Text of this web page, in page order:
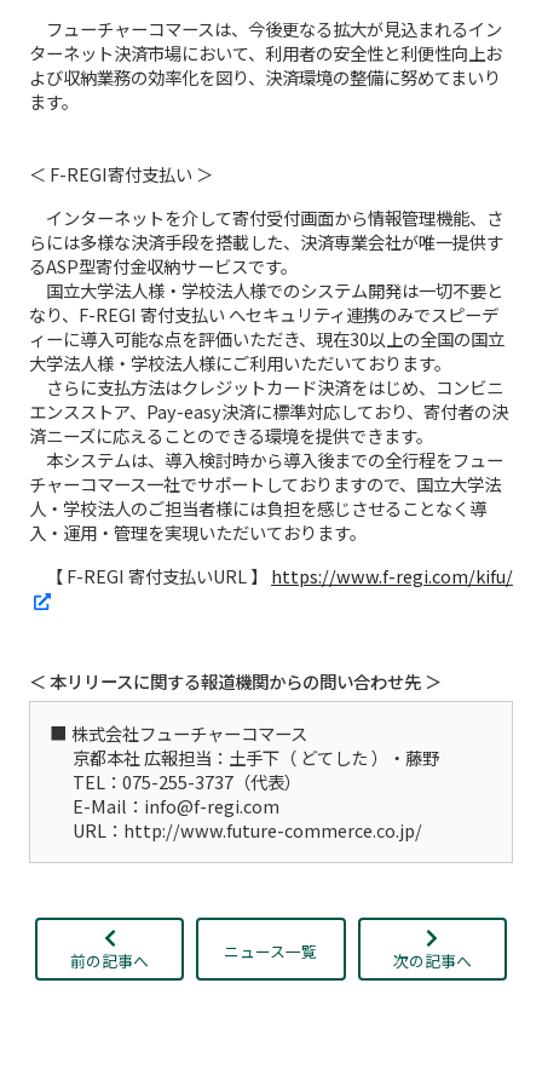
フューチャーコマースは、今後更なる拡大が見込まれるイン
ターネット決済市場において、利用者の安全性と利便性向上お
よび収納業務の効率化を図り、決済環境の整備に努めてまいり
ます。
＜ F-REGI寄付支払い ＞
インターネットを介して寄付受付画面から情報管理機能、さ
らには多様な決済手段を搭載した、決済専業会社が唯一提供す
るASP型寄付金収納サービスです。
国立大学法人様・学校法人様でのシステム開発は一切不要と
なり、F-REGI 寄付支払い へセキュリティ連携のみでスピーデ
ィーに導入可能な点を評価いただき、現在30以上の全国の国立
大学法人様・学校法人様にご利用いただいております。
さらに支払方法はクレジットカード決済をはじめ、コンビニ
エンスストア、Pay-easy決済に標準対応しており、寄付者の決
済ニーズに応えることのできる環境を提供できます。
本システムは、導入検討時から導入後までの全行程をフュー
チャーコマース一社でサポートしておりますので、国立大学法
人・学校法人のご担当者様には負担を感じさせることなく導
入・運用・管理を実現いただいております。
【 F-REGI 寄付支払いURL 】 https://www.f-regi.com/kifu/
＜ 本リリースに関する報道機関からの問い合わせ先 ＞
株式会社フューチャーコマース
京都本社 広報担当：土手下（ どてした ）・藤野
TEL：075-255-3737（代表）
E-Mail：info@f-regi.com
URL：http://www.future-commerce.co.jp/
前の記事へ ニュース一覧 次の記事へ